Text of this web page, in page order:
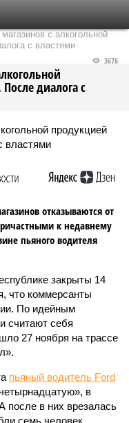
с алкогольной
с властями
диалога с
3676
отказываются от
к недавнему
пьяного водителя
закрыты 14
что коммерсанты
По идейным
считают себя
27 ноября на трассе
пьяный водитель Ford
в
после в них врезалась
семь человек.